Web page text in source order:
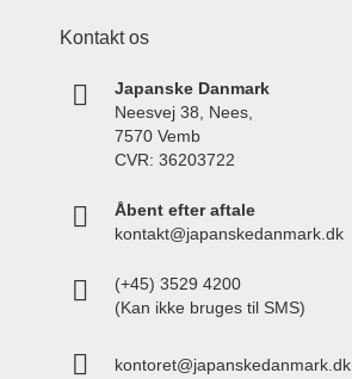
Kontakt os
Japanske Danmark
Neesvej 38, Nees,
7570 Vemb
CVR: 36203722
Åbent efter aftale
kontakt@japanskedanmark.dk
(+45) 3529 4200
(Kan ikke bruges til SMS)
kontoret@japanskedanmark.dk